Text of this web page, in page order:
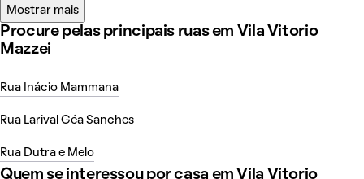
Mostrar mais
Procure pelas principais ruas em Vila Vitorio
Mazzei
Rua Inácio Mammana
Rua Larival Géa Sanches
Rua Dutra e Melo
Quem se interessou por casa em Vila Vitorio